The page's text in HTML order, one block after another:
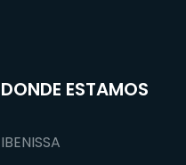
DONDE ESTAMOS
IBENISSA